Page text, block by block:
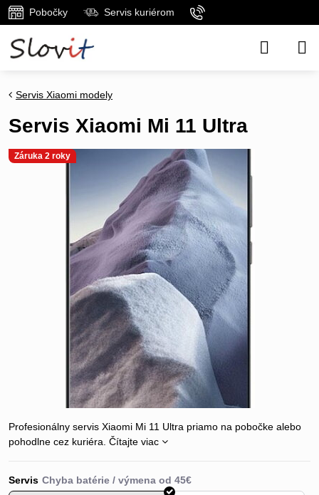
Pobočky Servis kuriérom
Záruka 2 roky
Servis Xiaomi modely
Servis Xiaomi Mi 11 Ultra
Profesionálny servis Xiaomi Mi 11 Ultra priamo na pobočke alebo
pohodlne cez kuriéra. Čítajte viac
Servis